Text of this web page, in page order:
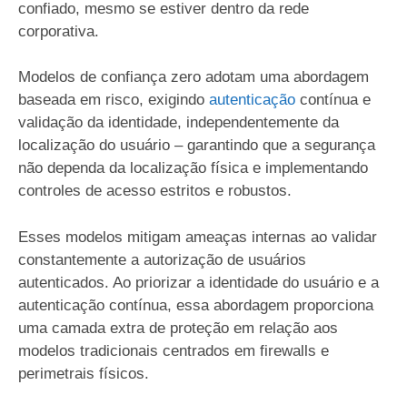
confiado, mesmo se estiver dentro da rede
corporativa.
Modelos de confiança zero adotam uma abordagem
baseada em risco, exigindo autenticação contínua e
validação da identidade, independentemente da
localização do usuário – garantindo que a segurança
não dependa da localização física e implementando
controles de acesso estritos e robustos.
Esses modelos mitigam ameaças internas ao validar
constantemente a autorização de usuários
autenticados. Ao priorizar a identidade do usuário e a
autenticação contínua, essa abordagem proporciona
uma camada extra de proteção em relação aos
modelos tradicionais centrados em firewalls e
perimetrais físicos.